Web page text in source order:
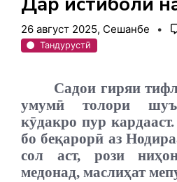
26 август 2025, Сешанбе
Тандурустӣ
Садои гиряи
умумӣ толори
кӯдакро пур
бо беқарорӣ аз
сол аст, рози
медонад, маслиҳат